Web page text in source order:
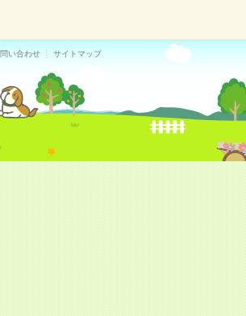
い合わせ サイトマップ